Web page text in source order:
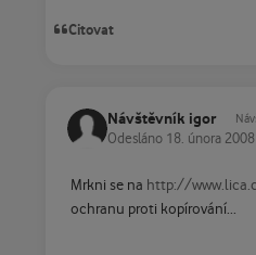
Citovat
Návštěvník igor
Odesláno 18. února 2008
Mrkni se na http://
ochranu proti kopírování...